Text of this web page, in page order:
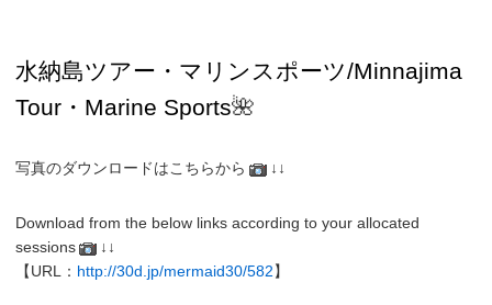
水納島ツアー・マリンスポーツ/Minnajima
Tour・Marine Sports🌺
写真のダウンロードはこちらから ↓↓
Download from the below links according to your allocated
sessions
↓↓
【URL： http://30d.jp/mermaid30/582】